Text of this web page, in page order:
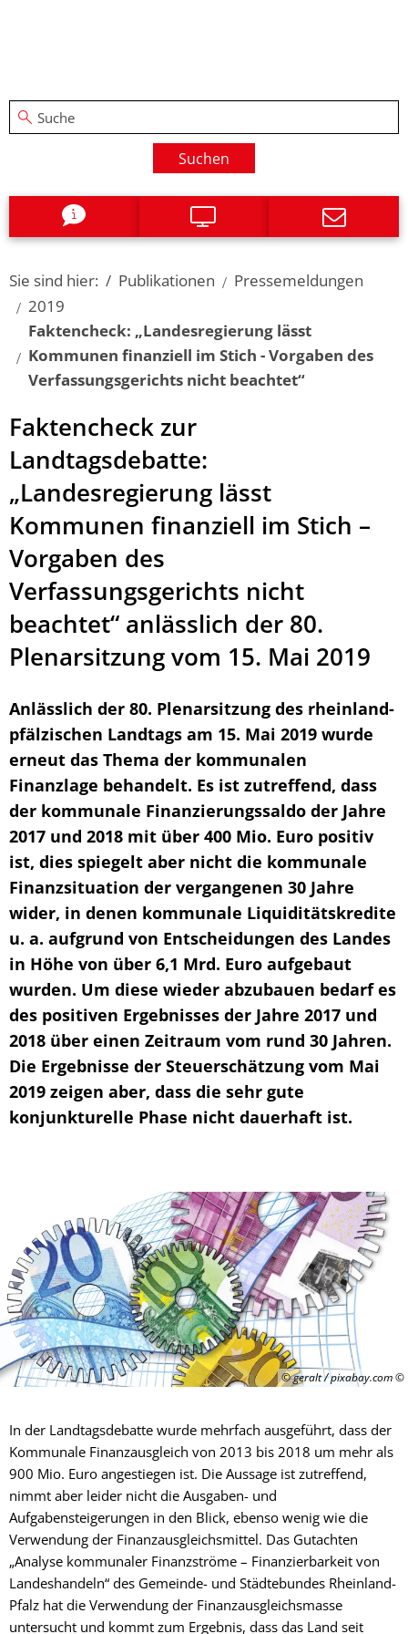
Suchen
Sie sind hier: Publikationen
Pressemeldungen
2019
Faktencheck: „Landesregierung lässt
Kommunen finanziell im Stich - Vorgaben des
Verfassungsgerichts nicht beachtet“
Faktencheck zur
Landtagsdebatte:
„Landesregierung lässt
Kommunen finanziell im Stich –
Vorgaben des
Verfassungsgerichts nicht
beachtet“ anlässlich der 80.
Plenarsitzung vom 15. Mai 2019
Anlässlich der 80. Plenarsitzung des rheinland-
pfälzischen Landtags am 15. Mai 2019 wurde
erneut das Thema der kommunalen
Finanzlage behandelt. Es ist zutreffend, dass
der kommunale Finanzierungssaldo der Jahre
2017 und 2018 mit über 400 Mio. Euro positiv
ist, dies spiegelt aber nicht die kommunale
Finanzsituation der vergangenen 30 Jahre
wider, in denen kommunale Liquiditätskredite
u. a. aufgrund von Entscheidungen des Landes
in Höhe von über 6,1 Mrd. Euro aufgebaut
wurden. Um diese wieder abzubauen bedarf es
des positiven Ergebnisses der Jahre 2017 und
2018 über einen Zeitraum vom rund 30 Jahren.
Die Ergebnisse der Steuerschätzung vom Mai
2019 zeigen aber, dass die sehr gute
konjunkturelle Phase nicht dauerhaft ist.
© geralt / pixabay.com
In der Landtagsdebatte wurde mehrfach ausgeführt, dass der
Kommunale Finanzausgleich von 2013 bis 2018 um mehr als
900 Mio. Euro angestiegen ist. Die Aussage ist zutreffend,
nimmt aber leider nicht die Ausgaben- und
Aufgabensteigerungen in den Blick, ebenso wenig wie die
Verwendung der Finanzausgleichsmittel. Das Gutachten
„Analyse kommunaler Finanzströme – Finanzierbarkeit von
Landeshandeln“ des Gemeinde- und Städtebundes Rheinland-
Pfalz hat die Verwendung der Finanzausgleichsmasse
untersucht und kommt zum Ergebnis, dass das Land seit